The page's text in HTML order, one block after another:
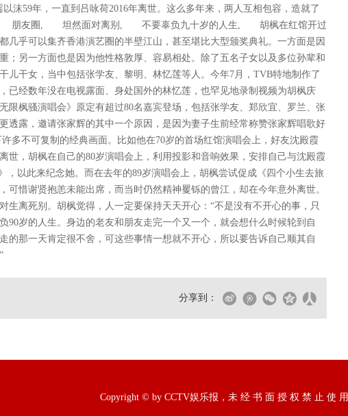
沫59年，一直到吕咏荷2016年离世。这么多年来，两人互相包容，造就了
, 朋友圈, 坦然面对离别, 不要辜负九十岁的人生, 胡枫在红馆开过
几乎可以集齐香港演艺圈的半壁江山，甚至堪比大型颁奖典礼。一方面是因
；另一方面也是因为他性格敦厚、容易相处。除了五名子女以及多位孙辈和
儿干女，当中包括张学友、黎明、林忆莲等人。今年7月，TVB特地制作了
已经数年没在电视露面、身处国外的林忆莲，也罕见地录制视频为胡枫庆
限枫骚演唱会》原定有超过80名嘉宾登场，包括张学友、郑欣宜、罗兰、张
透露，邀请张家辉的其中一个原因，是因为妻子生前经常称赞张家辉唱歌好
不可复制的经典画面。比如他在70岁的首场红馆演唱会上，好友沈殿霞
世，胡枫在自己的80岁演唱会上，利用投影和音响效果，安排自己与沈殿霞
，以此来纪念她。而在去年的89岁演唱会上，胡枫尝试促成《四个小生去旅
可惜谢贤抱恙未能出席，而当时仍然精神矍铄的曾江，却在今年意外离世。
生离死别。胡枫觉得，人一定要保持天天开心：“不是没有不开心的事，只
90岁的人生。身边的老友和朋友走完一个又一个，就会想什么时候轮到自
的那一天肯定很不舍，可这些事情一想就不开心，所以要告诉自己顺其自
分享到：
Copyright © by CCTV娱乐报，未 经 书 面 授 权 禁 止 使 用